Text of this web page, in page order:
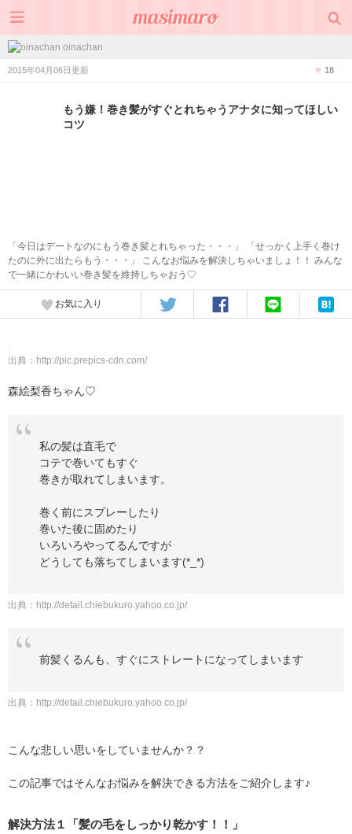
oinachan
2015年04月06日更新 18
もう嫌！巻き髪がすぐとれちゃうアナタに知ってほしい
コツ
「今日はデートなのにもう巻き髪とれちゃった・・・」 「せっかく上手く巻け
たのに外に出たらもう・・・」 こんなお悩みを解決しちゃいましょ！！ みんな
で一緒にかわいい巻き髪を維持しちゃおう♡
お気に入り
出典： http://pic.prepics-cdn.com/
森絵梨香ちゃん♡
私の髪は直毛で
コテで巻いてもすぐ
巻きが取れてしまいます。
巻く前にスプレーしたり
巻いた後に固めたり
いろいろやってるんですが
どうしても落ちてしまいます(*_*)
出典： http://detail.chiebukuro.yahoo.co.jp/
前髪くるんも、すぐにストレートになってしまいます
出典： http://detail.chiebukuro.yahoo.co.jp/
こんな悲しい思いをしていませんか？？
この記事ではそんなお悩みを解決できる方法をご紹介します♪
解決方法１「髪の毛をしっかり乾かす！！」